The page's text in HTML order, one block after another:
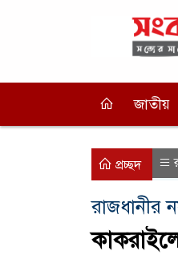
জাতীয়
প্রচ্ছদ
রাজধানীর